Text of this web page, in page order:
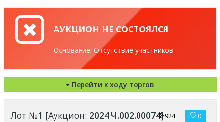
АУКЦИОН НЕ СОСТОЯЛСЯ
Основание: Отсутствие участников
Перейти к ходу торгов
Лот №1 [Аукцион: 2024.Ч.002.00074]924 0